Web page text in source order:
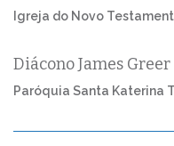
Igreja do Novo
Diácono James Greer
Paróquia Santa Katerina